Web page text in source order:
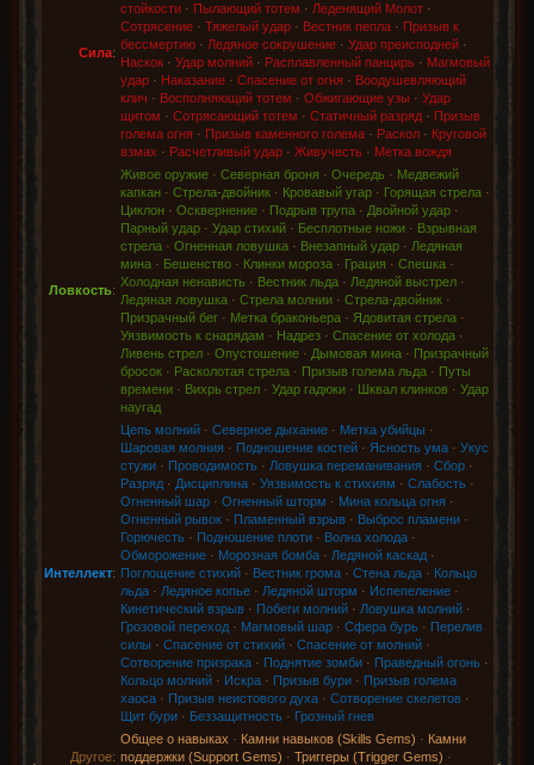
Сила:
стойкости· Пылающий тотем · Леденящий Молот·
Сотрясение· Тяжелый удар· Вестник пепла· Призыв к
бессмертию· Ледяное сокрушение· Удар преисподней·
Наскок· Удар молний· Расплавленный панцирь· Магмовый
удар· Наказание· Спасение от огня· Воодушевляющий
клич · Восполняющий тотем · Обжигающие узы · Удар
щитом · Сотрясающий тотем · Статичный разряд· Призыв
голема огня· Призыв каменного голема· Раскол· Круговой
взмах · Расчетливый удар· Живучесть· Метка вождя
Ловкость:
Живое оружие· Северная броня · Очередь · Медвежий
капкан· Стрела-двойник· Кровавый угар· Горящая стрела·
Циклон· Осквернение· Подрыв трупа· Двойной удар·
Парный удар· Удар стихий· Бесплотные ножи· Взрывная
стрела· Огненная ловушка· Внезапный удар· Ледяная
мина· Бешенство· Клинки мороза· Грация · Спешка·
Холодная ненависть · Вестник льда· Ледяной выстрел·
Ледяная ловушка· Стрела молнии· Стрела-двойник·
Призрачный бег· Метка браконьера· Ядовитая стрела·
Уязвимость к снарядам · Надрез· Спасение от холода·
Ливень стрел· Опустошение· Дымовая мина· Призрачный
бросок· Расколотая стрела· Призыв голема льда· Путы
времени· Вихрь стрел· Удар гадюки· Шквал клинков· Удар
наугад
Интеллект:
Цепь молний· Северное дыхание· Метка убийцы ·
Шаровая молния· Подношение костей· Ясность ума· Укус
стужи· Проводимость· Ловушка переманивания· Сбор·
Разряд· Дисциплина· Уязвимость к стихиям · Слабость·
Огненный шар· Огненный шторм · Мина кольца огня·
Огненный рывок· Пламенный взрыв· Выброс пламени·
Горючесть· Подношение плоти· Волна холода·
Обморожение· Морозная бомба· Ледяной каскад·
Поглощение стихий· Вестник грома· Стена льда· Кольцо
льда· Ледяное копье· Ледяной шторм · Испепеление·
Кинетический взрыв· Побеги молний· Ловушка молний·
Грозовой переход· Магмовый шар· Сфера бурь· Перелив
силы · Спасение от стихий· Спасение от молний·
Сотворение призрака· Поднятие зомби· Праведный огонь·
Кольцо молний· Искра· Призыв бури· Призыв голема
хаоса· Призыв неистового духа· Сотворение скелетов·
Щит бури· Беззащитность· Грозный гнев
Другое:
Общее о навыках · Камни навыков (Skills Gems) · Камни
поддержки (Support Gems) · Триггеры (Trigger Gems) ·